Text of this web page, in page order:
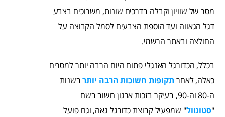
מסר של שוויון וקבלה בדרכים שונות, משרוכים בצבע
דגל הגאווה ועד הוספת הצבעים לסמל הקבוצה על
החולצה ובאתר הרשמי.
בכלל, הכדורגל האנגלי פתוח היום הרבה יותר למסרים
כאלה, לאחר תקופות חשוכות הרבה יותרבשנות
ה-80 וה-90, בעיקר בזכות ארגון חשוב בשם
"סטונוול" שמפעיל קבוצת כדורגל גאה, וגם פועל